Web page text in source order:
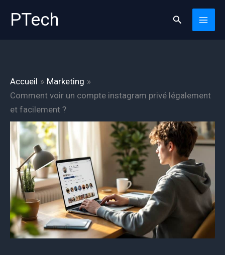
PTech Rechercher
Accueil
Marketing
Comment voir un compte instagram privé légalement
et facilement ?